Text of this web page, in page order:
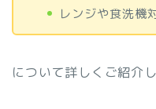
レンジや食洗機
について詳しくご紹介